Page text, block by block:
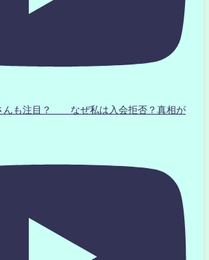
んも注目？ なぜ私は入会拒否？真相が